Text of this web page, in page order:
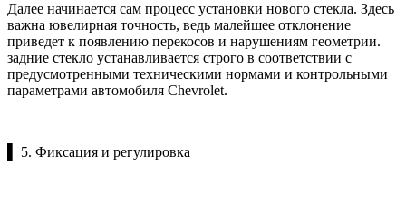
Далее начинается сам процесс установки нового стекла. Здесь
важна ювелирная точность, ведь малейшее отклонение
приведет к появлению перекосов и нарушениям геометрии.
задние стекло устанавливается строго в соответствии с
предусмотренными техническими нормами и контрольными
параметрами автомобиля Chevrolet.
▌ 5. Фиксация и регулировка